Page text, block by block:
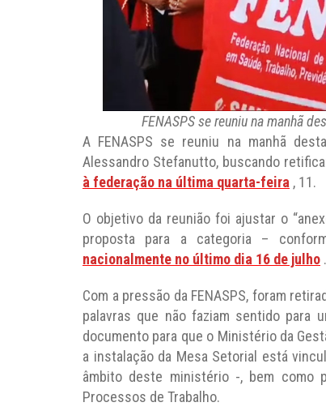
FENASPS se reuniu na manhã
A FENASPS se reuniu na manhã
Alessandro Stefanutto, buscando
à federação na última quarta-feira , 11.
O objetivo da reunião foi ajustar o
proposta para a categoria –
nacionalmente no último dia 16 de julho .
Com a pressão da FENASPS, foram
palavras que não faziam sentido para
documento para que o Ministério da
a instalação da Mesa Setorial está
âmbito deste ministério -, bem como
Processos de Trabalho.